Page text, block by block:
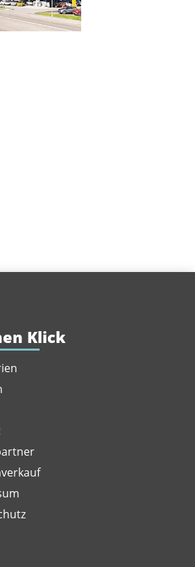
Klick